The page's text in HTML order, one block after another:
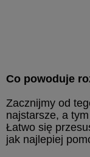
Co powoduje
Zacznijmy od
najstarsze, a
Łatwo się
jak najlepiej